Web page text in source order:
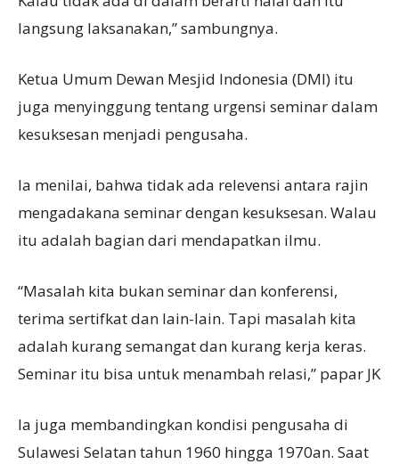
langsung laksanakan,” sambungnya.
Ketua Umum Dewan Mesjid Indonesia (DMI) itu
juga menyinggung tentang urgensi seminar dalam
kesuksesan menjadi pengusaha.
Ia menilai, bahwa tidak ada relevensi antara rajin
mengadakana seminar dengan kesuksesan. Walau
itu adalah bagian dari mendapatkan ilmu.
“Masalah kita bukan seminar dan konferensi,
terima sertifkat dan lain-lain. Tapi masalah kita
adalah kurang semangat dan kurang kerja keras.
Seminar itu bisa untuk menambah relasi,” papar JK
Ia juga membandingkan kondisi pengusaha di
Sulawesi Selatan tahun 1960 hingga 1970an. Saat